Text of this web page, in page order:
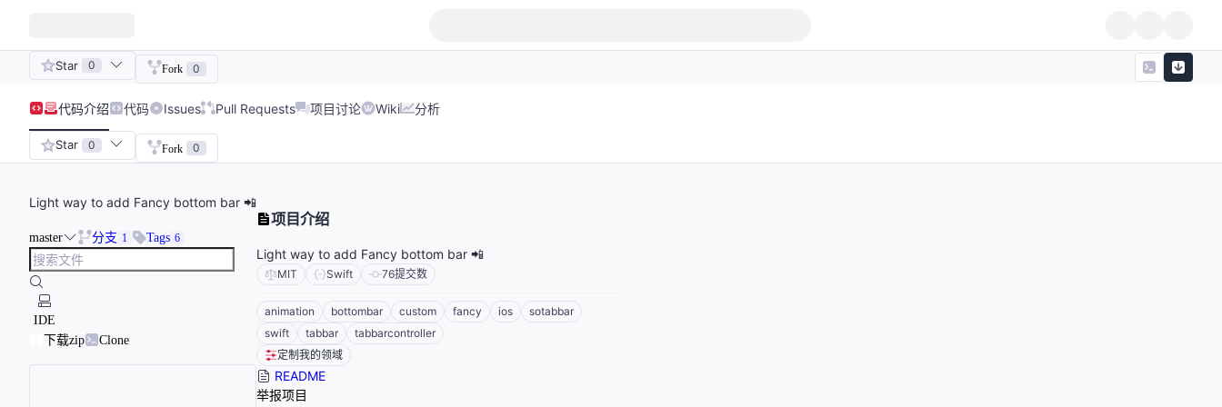
Star 0 Fork 0
代码介绍 代码 Issues Pull Requests 项目讨论 Wiki 分析
Star 0 Fork 0
Light way to add Fancy bottom bar 📲
master 分支 1 Tags 6
IDE
下载zip
Clone
项目介绍
Light way to add Fancy bottom bar 📲
MIT Swift 76提交数
animation bottombar custom fancy ios
sotabbar
swift
tabbar
tabbarcontroller
定制我的领域
README
举报项目